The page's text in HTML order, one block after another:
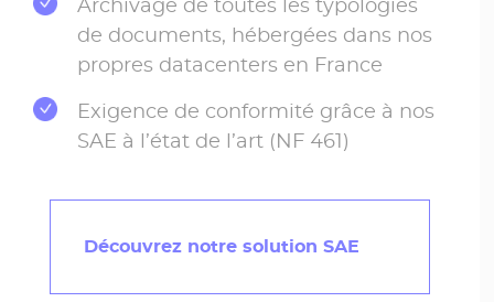
Archivage de toutes les typologies
de documents, hébergées dans nos
propres datacenters en France
Exigence de conformité grâce à nos
SAE à l’état de l’art (NF 461)
Découvrez notre solution SAE